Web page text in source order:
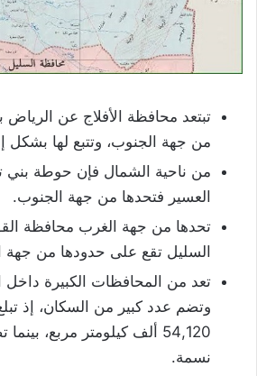
من جهة الجنوب، وتتبع لها بشكل
من ناحية الشمال فإن حوطة بني
العسير فتحدها من جهة الجنوب.
تحدها من جهة الغرب محافظة
السليل تقع على حدودها من جهة
تعد من المحافظات الكبيرة داخل
وتضم عدد كبير من السكان، إذ
نسمة.